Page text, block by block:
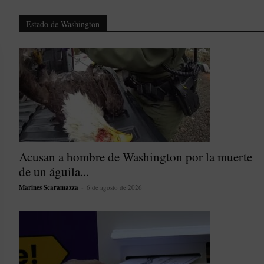
Estado de Washington
Acusan a hombre de Washington por la muerte
de un águila...
Marines Scaramazza 6 de agosto de 2026